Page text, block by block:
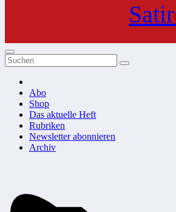
Abo
Shop
Das aktuelle Heft
Rubriken
Newsletter abonnieren
Archiv